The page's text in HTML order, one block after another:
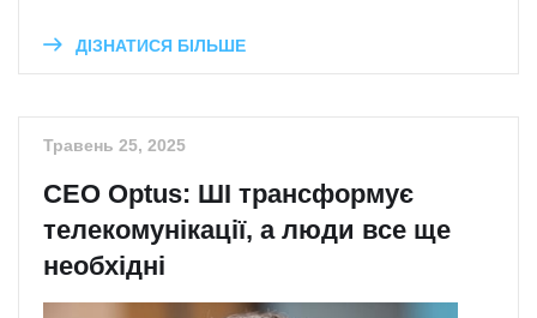
ДІЗНАТИСЯ БІЛЬШЕ
Травень 25, 2025
CEO Optus: ШІ трансформує
телекомунікації, а люди все ще
необхідні